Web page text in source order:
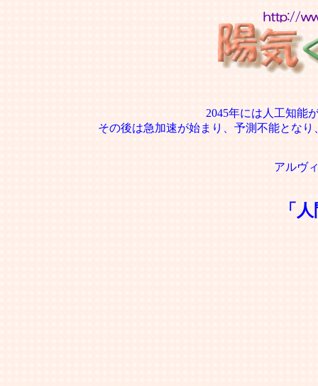
2045年には人工知能
その後は急加速が始まり、予測不能とな
アルヴ
「